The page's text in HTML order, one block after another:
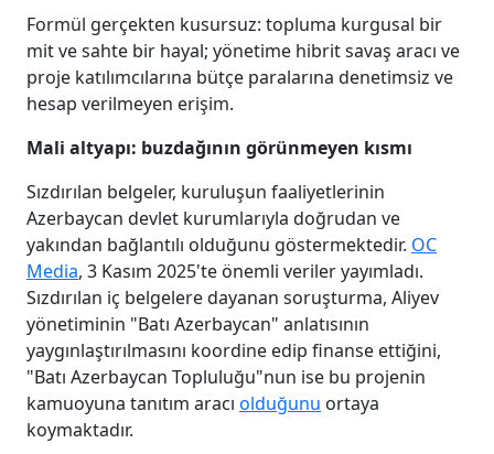
Formül gerçekten kusursuz: topluma kurgusal bir
mit ve sahte bir hayal; yönetime hibrit savaş aracı ve
proje katılımcılarına bütçe paralarına denetimsiz ve
hesap verilmeyen erişim.
Mali altyapı: buzdağının görünmeyen kısmı
Sızdırılan belgeler, kuruluşun faaliyetlerinin
Azerbaycan devlet kurumlarıyla doğrudan ve
yakından bağlantılı olduğunu göstermektedir. OC
Media, 3 Kasım 2025'te önemli veriler yayımladı.
Sızdırılan iç belgelere dayanan soruşturma, Aliyev
yönetiminin "Batı Azerbaycan" anlatısının
yaygınlaştırılmasını koordine edip finanse ettiğini,
"Batı Azerbaycan Topluluğu"nun ise bu projenin
kamuoyuna tanıtım aracı olduğunu ortaya
koymaktadır.